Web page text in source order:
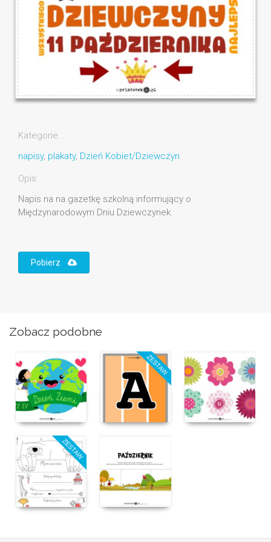
Kategorie:
napisy, plakaty, Dzień Kobiet/Dziewczyn
Opis:
Napis na na gazetkę szkolną informujący o
Międzynarodowym Dniu Dziewczynek.
Pobierz
Zobacz podobne